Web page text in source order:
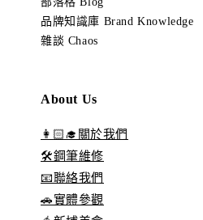
品牌知識庫 Brand Knowledge
雜談 Chaos
About Us
👩🏻‍🎓關於我們
🛠️鋼筆維修
📧聯絡我們
🚗實體參觀